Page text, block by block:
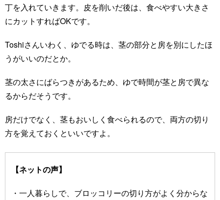
丁を入れていきます。皮を削いだ後は、食べやすい大きさ
にカットすればOKです。
Toshiさんいわく、ゆでる時は、茎の部分と房を別にしたほ
うがいいのだとか。
茎の太さにばらつきがあるため、ゆで時間が茎と房で異な
るからだそうです。
房だけでなく、茎もおいしく食べられるので、両方の切り
方を覚えておくといいですよ。
【ネットの声】
・一人暮らしで、ブロッコリーの切り方がよく分からな